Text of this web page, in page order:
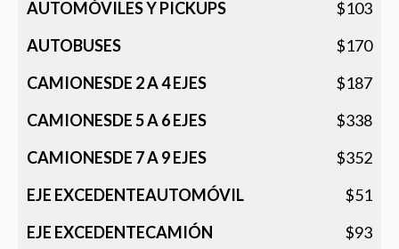
$103
$170
$187
$338
$352
$51
$93